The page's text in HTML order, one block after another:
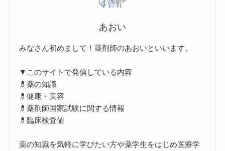
あおい
みなさん初めまして！薬剤師のあおいといいます。
▼このサイトで発信している内容
💊薬の知識
💊健康・美容
💊薬剤師国家試験に関する情報
💊臨床検査値
薬の知識を気軽に学びたい方や薬学生をはじめ医療学